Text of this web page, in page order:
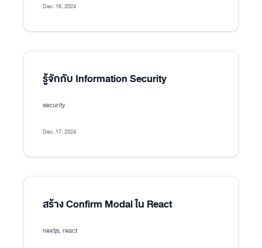
Dec. 18, 2024
รู้จักกับ Information Security
security
Dec. 17, 2024
สร้าง Confirm Modal ใน React
nextjs, react